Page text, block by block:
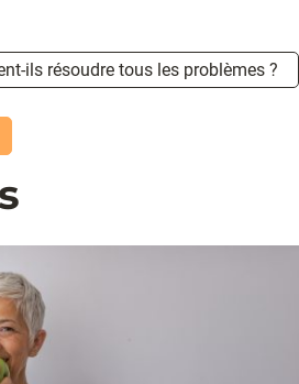
ils résoudre tous les problèmes ?